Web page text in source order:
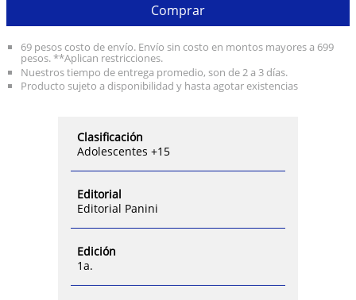
Comprar
69 pesos costo de envío. Envío sin costo en montos mayores a 699
pesos. **Aplican restricciones.
Nuestros tiempo de entrega promedio, son de 2 a 3 días.
Producto sujeto a disponibilidad y hasta agotar existencias
Clasificación
Adolescentes +15
Editorial
Editorial Panini
Edición
1a.